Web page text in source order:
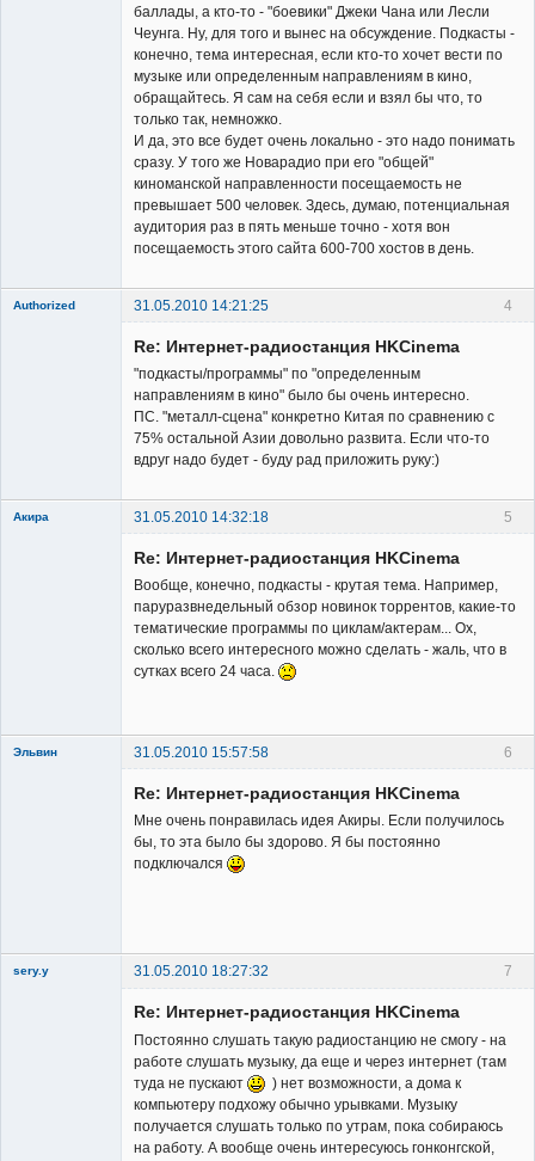
баллады, а кто-то - "боевики" Джеки Чана или Лесли
Чеунга. Ну, для того и вынес на обсуждение. Подкасты -
конечно, тема интересная, если кто-то хочет вести по
музыке или определенным направлениям в кино,
обращайтесь. Я сам на себя если и взял бы что, то
только так, немножко.
И да, это все будет очень локально - это надо понимать
сразу. У того же Новарадио при его "общей"
киноманской направленности посещаемость не
превышает 500 человек. Здесь, думаю, потенциальная
аудитория раз в пять меньше точно - хотя вон
посещаемость этого сайта 600-700 хостов в день.
4
Authorized
31.05.2010 14:21:25
Re: Интернет-радиостанция HKCinema
"подкасты/программы" по "определенным
направлениям в кино" было бы очень интересно.
ПС. "металл-сцена" конкретно Китая по сравнению с
75% остальной Азии довольно развита. Если что-то
вдруг надо будет - буду рад приложить руку:)
5
Акира 31.05.2010 14:32:18
Re: Интернет-радиостанция HKCinema
Вообще, конечно, подкасты - крутая тема. Например,
паруразвнедельный обзор новинок торрентов, какие-то
тематические программы по циклам/актерам... Ох,
сколько всего интересного можно сделать - жаль, что в
сутках всего 24 часа.
6
Эльвин 31.05.2010 15:57:58
Re: Интернет-радиостанция HKCinema
Мне очень понравилась идея Акиры. Если получилось
бы, то эта было бы здорово. Я бы постоянно
подключался
7
sery.y 31.05.2010 18:27:32
Re: Интернет-радиостанция HKCinema
Постоянно слушать такую радиостанцию не смогу - на
работе слушать музыку, да еще и через интернет (там
туда не пускают
) нет возможности, а дома к
компьютеру подхожу обычно урывками. Музыку
получается слушать только по утрам, пока собираюсь
на работу. А вообще очень интересуюсь гонконгской,